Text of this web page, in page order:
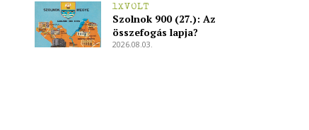
1XVOLT
Szolnok 900 (27.): Az
összefogás lapja?
2026.08.03.